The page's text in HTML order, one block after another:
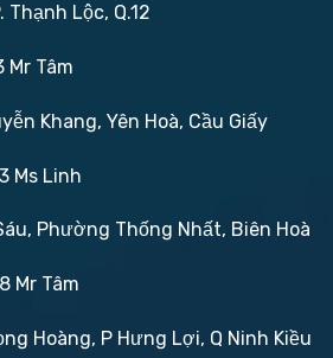
Thạnh Lộc, Q.12
Mr Tâm
Khang, Yên Hoà, Cầu Giấy
Ms Linh
Phường Thống Nhất, Biên Hoà
Mr Tâm
Hoàng, P Hưng Lợi, Q Ninh Kiều